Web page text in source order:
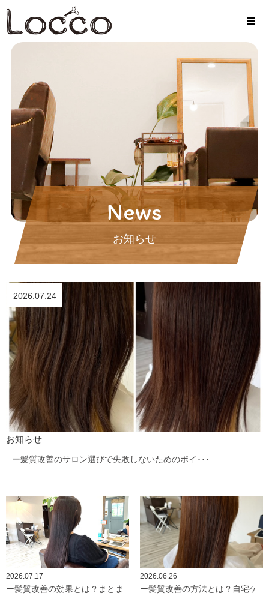
News
お知らせ
2026.07.24
お知らせ
ー髪質改善のサロン選びで失敗しないためのポイ･･･
2026.07.17
ー髪質改善の効果とは？まとま
2026.06.26
ー髪質改善の方法とは？自宅ケ